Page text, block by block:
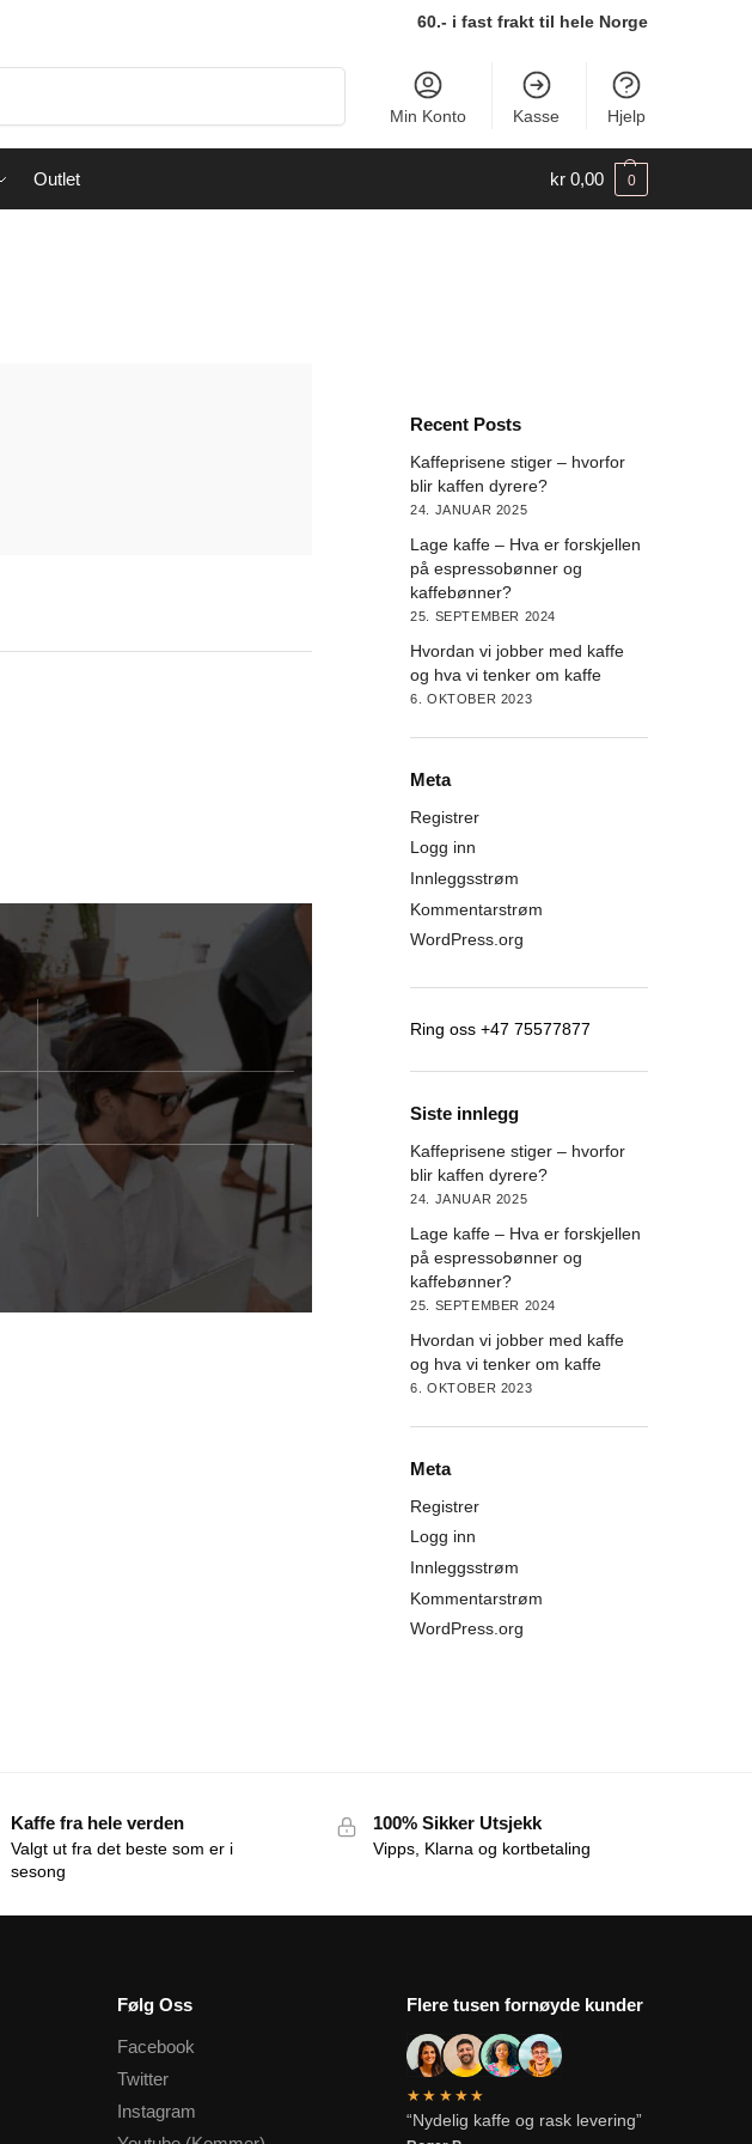
60.- i fast frakt til hele Norge
Min Konto Kasse Hjelp
Outlet kr 0,00 0
Recent Posts
Kaffeprisene stiger – hvorfor
blir kaffen dyrere?
24. JANUAR 2025
Lage kaffe – Hva er forskjellen
på espressobønner og
kaffebønner?
25. SEPTEMBER 2024
Hvordan vi jobber med kaffe
og hva vi tenker om kaffe
6. OKTOBER 2023
Meta
Registrer
Logg inn
Innleggsstrøm
Kommentarstrøm
WordPress.org
Ring oss +47 75577877
Siste innlegg
Kaffeprisene stiger – hvorfor
blir kaffen dyrere?
24. JANUAR 2025
Lage kaffe – Hva er forskjellen
på espressobønner og
kaffebønner?
25. SEPTEMBER 2024
Hvordan vi jobber med kaffe
og hva vi tenker om kaffe
6. OKTOBER 2023
Meta
Registrer
Logg inn
Innleggsstrøm
Kommentarstrøm
WordPress.org
Kaffe fra hele verden
Valgt ut fra det beste som er i
sesong
100% Sikker Utsjekk
Vipps, Klarna og kortbetaling
Følg Oss
Facebook
Twitter
Instagram
Flere tusen fornøyde kunder
★★★★★
“Nydelig kaffe og rask levering”